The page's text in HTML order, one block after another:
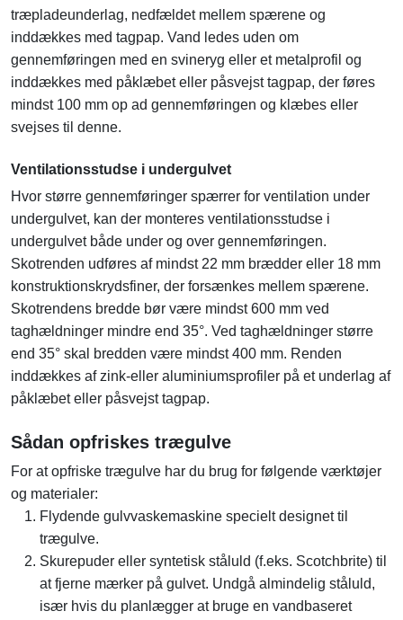
træpladeunderlag, nedfældet mellem spærene og
inddækkes med tagpap. Vand ledes uden om
gennemføringen med en svineryg eller et metalprofil og
inddækkes med påklæbet eller påsvejst tagpap, der føres
mindst 100 mm op ad gennemføringen og klæbes eller
svejses til denne.
Ventilationsstudse i undergulvet
Hvor større gennemføringer spærrer for ventilation under
undergulvet, kan der monteres ventilationsstudse i
undergulvet både under og over gennemføringen.
Skotrenden udføres af mindst 22 mm brædder eller 18 mm
konstruktionskrydsfiner, der forsænkes mellem spærene.
Skotrendens bredde bør være mindst 600 mm ved
taghældninger mindre end 35°. Ved taghældninger større
end 35° skal bredden være mindst 400 mm. Renden
inddækkes af zink-eller aluminiumsprofiler på et underlag af
påklæbet eller påsvejst tagpap.
Sådan opfriskes trægulve
For at opfriske trægulve har du brug for følgende værktøjer
og materialer:
Flydende gulvvaskemaskine specielt designet til
trægulve.
Skurepuder eller syntetisk ståluld (f.eks. Scotchbrite) til
at fjerne mærker på gulvet. Undgå almindelig ståluld,
især hvis du planlægger at bruge en vandbaseret